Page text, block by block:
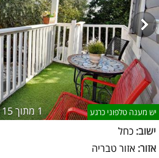
1מתוך 15 יש מענה טלפוני כרגע
ישוב: כחל
אזור: אזור טבריה